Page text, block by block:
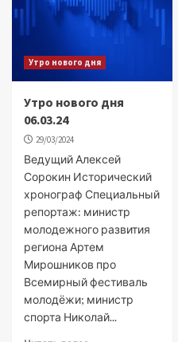
Утро нового дня
Утро нового дня
06.03.24
29/03/2024
Ведущий Алексей
Сорокин Исторический
хронограф Специальный
репортаж: министр
молодежного развития
региона Артем
Мирошников про
Всемирный фестиваль
молодёжи; министр
спорта Николай...